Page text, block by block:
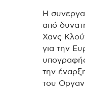
Η
από
Χανς
για την
την
του